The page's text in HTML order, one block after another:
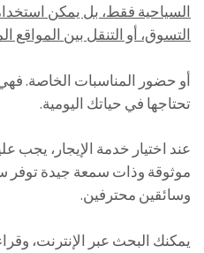
السياحية فقط، بل يمكن
التسوق، أو التنقل بين المواقع
أو حضور المناسبات الخاصة.
تحتاجها في حياتك اليومية.
عند اختيار خدمة الإيجار، يجب
موثوقة وذات سمعة جيدة توفر
وسائقين محترفين.
يمكنك البحث عبر الإنترنت،